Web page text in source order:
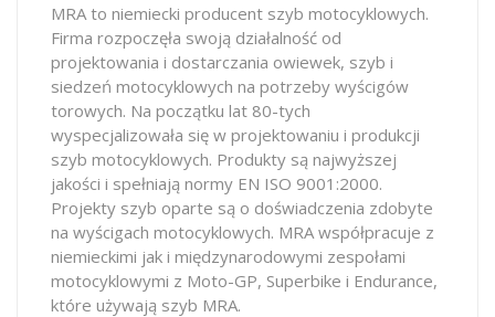
MRA to niemiecki producent szyb motocyklowych.
Firma rozpoczęła swoją działalność od
projektowania i dostarczania owiewek, szyb i
siedzeń motocyklowych na potrzeby wyścigów
torowych. Na początku lat 80-tych
wyspecjalizowała się w projektowaniu i produkcji
szyb motocyklowych. Produkty są najwyższej
jakości i spełniają normy EN ISO 9001:2000.
Projekty szyb oparte są o doświadczenia zdobyte
na wyścigach motocyklowych. MRA współpracuje z
niemieckimi jak i międzynarodowymi zespołami
motocyklowymi z Moto-GP, Superbike i Endurance,
które używają szyb MRA.